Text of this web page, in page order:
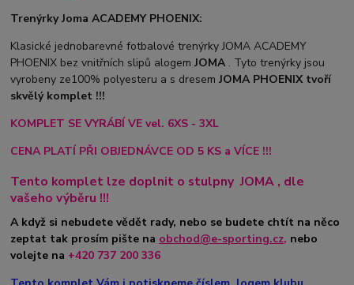
Trenýrky Joma ACADEMY PHOENIX:
Klasické jednobarevné fotbalové trenýrky JOMA ACADEMY
PHOENIX bez vnitřních slipů alogem JOMA . Tyto trenýrky jsou
vyrobeny ze100% polyesteru a s dresemJOMA PHOENIX tvoří
skvělý komplet !!!
KOMPLET SE VYRÁBÍ VE vel. 6XS - 3XL
CENA PLATÍ PŘI OBJEDNÁVCE OD 5 KS a VÍCE !!!
Tento komplet lze doplnit o stulpny JOMA , dle
vašeho výběru !!!
A když si nebudete vědět rady, nebo se budete chtít na něco
zeptat tak prosím pište na obchod@e-sporting.cz, nebo
volejte na +420 737 200 336